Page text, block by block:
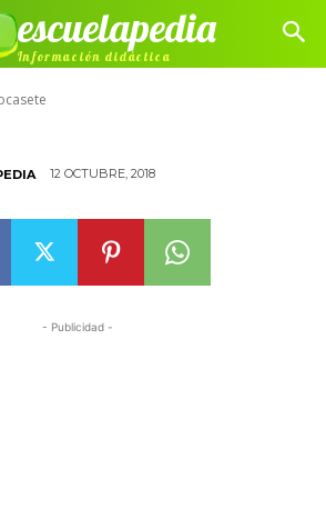
escuelapedia
Información didáctica
12 OCTUBRE, 2018
- Publicidad -